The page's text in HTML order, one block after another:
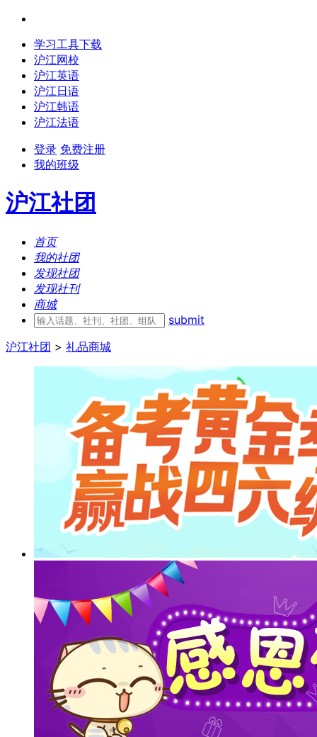
学习工具下载
沪江网校
沪江英语
沪江日语
沪江韩语
沪江法语
登录 免费注册
我的班级
沪江社团
首页
我的社团
发现社团
发现社刊
商城
submit
沪江社团 > 礼品商城